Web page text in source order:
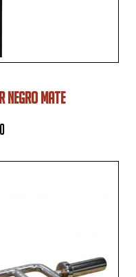
NEGRO MATE